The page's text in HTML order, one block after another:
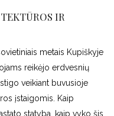
IR
metais Kupiškyje
reikėjo erdvesnių
veikiant buvusioje
įstaigomis. Kaip
statyba, kaip vyko šis